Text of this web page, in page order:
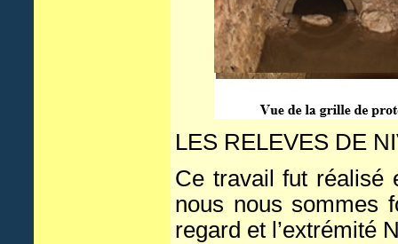
LES RELEVES DE
Ce travail fut réalisé
nous nous sommes
regard et l’extrémité